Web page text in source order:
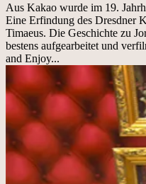
Aus Kakao wurde im 19.
Eine Erfindung des Dresdner
Timaeus. Die Geschichte zu
bestens aufgearbeitet und
and Enjoy...